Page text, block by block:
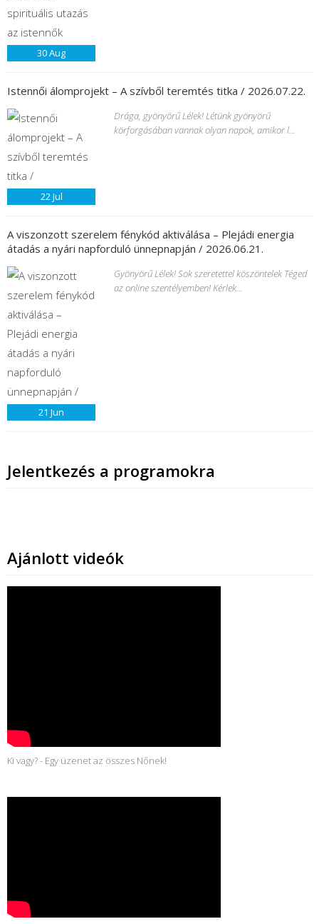
30Aug
Istennői álomprojekt – A szívből teremtés titka / 2026.07.22.
22Jul
Drága, gyönyörű Lélek! Létünk gyönyörű
körforgásában vannak olyan napok, amikor l...
A viszonzott szerelem fénykód aktiválása – Plejádi energia
átadás a nyári napforduló ünnepnapján / 2026.06.21.
21 Jun
Gyönyörű Lélek! Sok szeretettel köszöntelek Téged
az online szentélyemben! Kérlek...
Jelentkezés a programokra
Ajánlott videók
Ki vagy? - Egy üzenet az összes Nőnek!